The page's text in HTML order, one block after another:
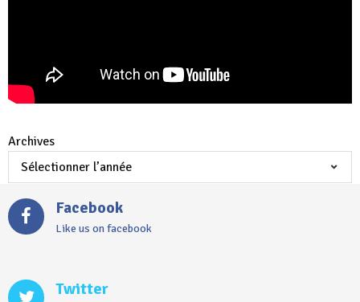
Archives
Facebook
Like us on facebook
Twitter